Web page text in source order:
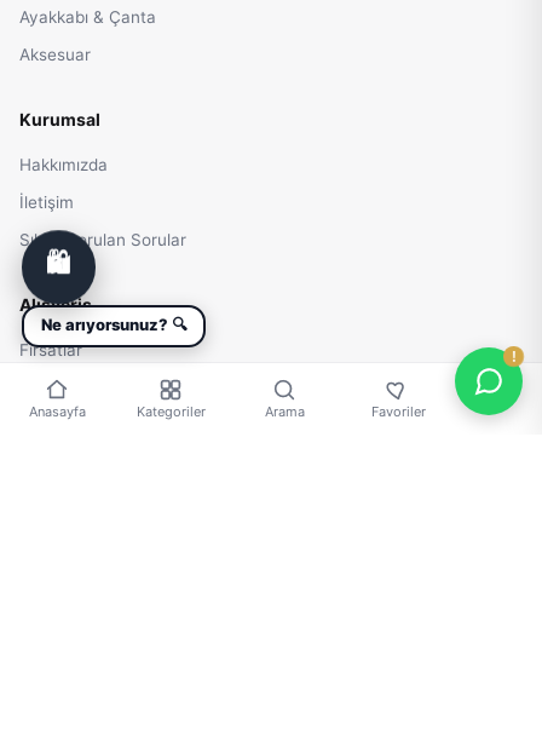
Ayakkabı & Çanta
Aksesuar
Kurumsal
Hakkımızda
İletişim
Sıkça Sorulan Sorular
Alışveriş
Fırsatlar
Kategoriler
Favorilerim
Anasayfa Kategoriler Arama Favoriler
🛍️
Ne arıyorsunuz? 🔍